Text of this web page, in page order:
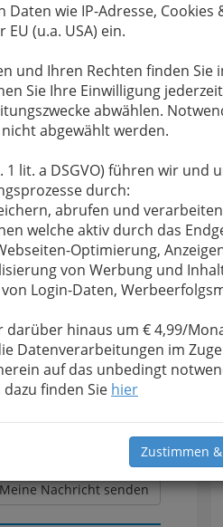
wie IP-Adresse, Cookies
(u.a. USA) ein.
und Ihren Rechten finden Sie
Sie Ihre Einwilligung jederzeit
abwählen.
abgewählt werden.
lit. a DSGVO) führen wir und
durch:
abrufen und
welche aktiv durch das
Optimierung,
von Werbung und
Login-Daten,
darüber hinaus um € 4,99/
Datenverarbeitungen im
auf das unbedingt
finden Sie hier
Zustimmen
an dieser Stelle zur
nach dem Absenden
weitergeleitet.
Nachricht senden